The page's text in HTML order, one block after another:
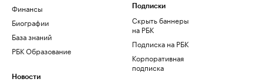
Финансы
Биографии
База знаний
РБК Образование
Новости
Подписки
Скрыть баннеры
на РБК
Подписка на РБК
Корпоративная
подписка